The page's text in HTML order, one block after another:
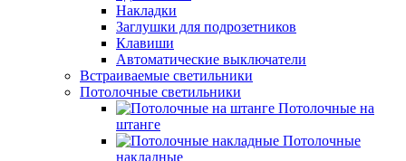
Накладки
Заглушки для подрозетников
Клавиши
Автоматические выключатели
Встраиваемые светильники
Потолочные светильники
Потолочные на
штанге
Потолочные
накладные